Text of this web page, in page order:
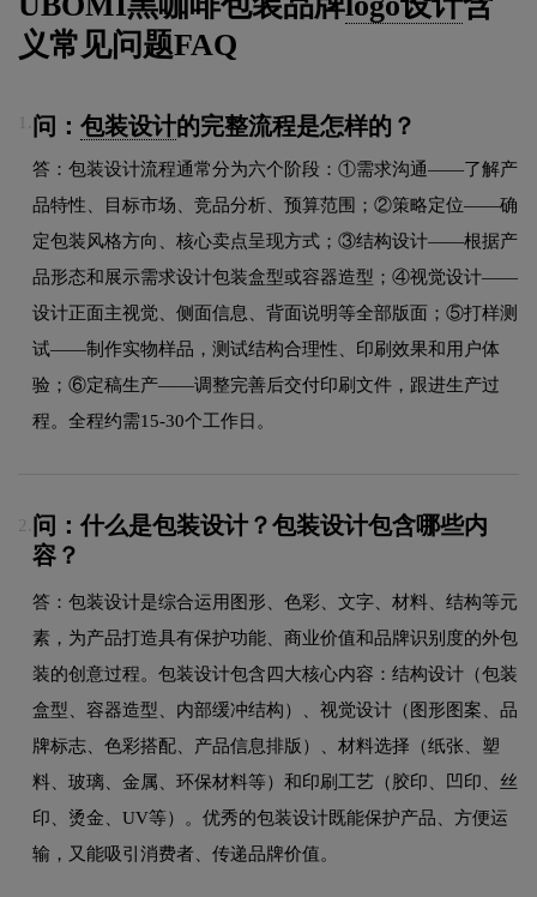
义常见问题FAQ
问： 包装设计的完整流程是怎样的？
答：包装设计流程通常分为六个阶段：①需求沟通——了解产
品特性、目标市场、竞品分析、预算范围；②策略定位——确
定包装风格方向、核心卖点呈现方式；③结构设计——根据产
品形态和展示需求设计包装盒型或容器造型；④视觉设计——
设计正面主视觉、侧面信息、背面说明等全部版面；⑤打样测
试——制作实物样品，测试结构合理性、印刷效果和用户体
验；⑥定稿生产——调整完善后交付印刷文件，跟进生产过
程。全程约需15-30个工作日。
2. 问：什么是包装设计？包装设计包含哪些内
容？
答：包装设计是综合运用图形、色彩、文字、材料、结构等元
素，为产品打造具有保护功能、商业价值和品牌识别度的外包
装的创意过程。包装设计包含四大核心内容：结构设计（包装
盒型、容器造型、内部缓冲结构）、视觉设计（图形图案、品
牌标志、色彩搭配、产品信息排版）、材料选择（纸张、塑
料、玻璃、金属、环保材料等）和印刷工艺（胶印、凹印、丝
印、烫金、UV等）。优秀的包装设计既能保护产品、方便运
输，又能吸引消费者、传递品牌价值。